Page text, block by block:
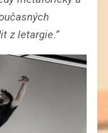
z letargie.”